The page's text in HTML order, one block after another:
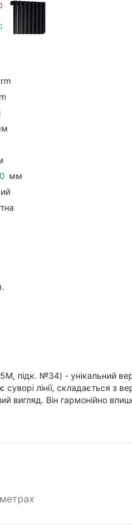
мм
підк. №34) - унікальний
лінії, складається з
вигляд. Він гармонійно